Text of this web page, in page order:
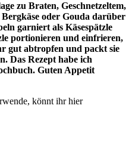
zu Braten, Geschnetzeltem,
oder Gouda darüber
garniert als Käsespätzle
portionieren und einfrieren,
gut abtropfen und packt sie
Das Rezept habe ich
Guten Appetit
könnt ihr hier